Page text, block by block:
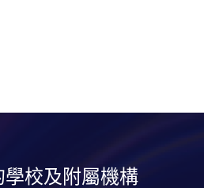
學校及附屬機構